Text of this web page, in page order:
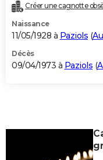
Créer une cagnotte
Naissance
11/05/1928 à Paziols (
Décès
09/04/1973 à Paziols (